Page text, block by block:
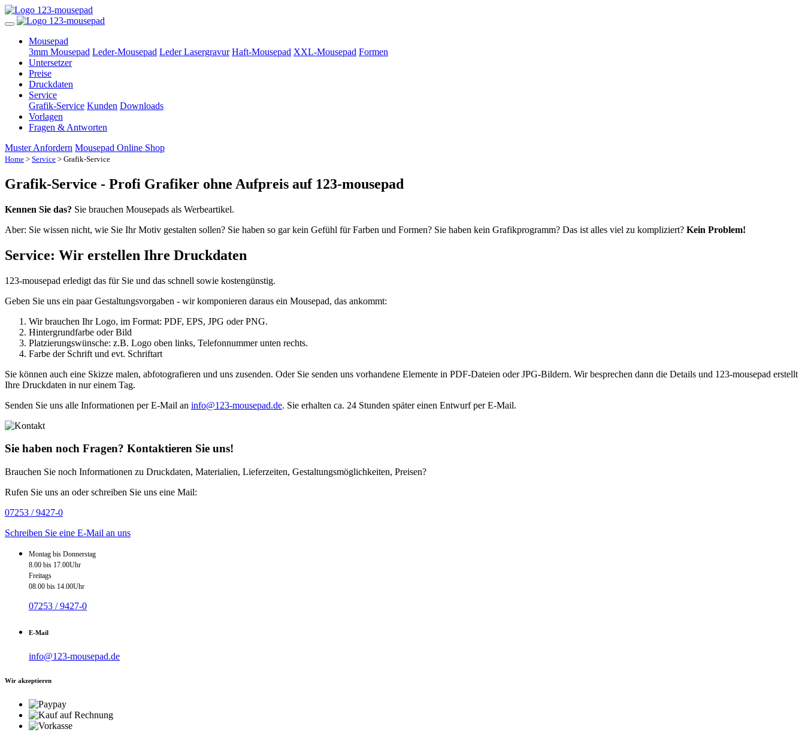
Mousepad
3mm Mousepad Leder-Mousepad Leder Lasergravur Haft-Mousepad XXL-Mousepad Formen
Untersetzer
Preise
Druckdaten
Service
Grafik-Service Kunden Downloads
Vorlagen
Fragen & Antworten
Muster Anfordern Mousepad Online Shop
Home > Service > Grafik-Service
Grafik-Service - Profi Grafiker ohne Aufpreis auf 123-mousepad
Kennen Sie das? Sie brauchen Mousepads als Werbeartikel.
Aber: Sie wissen nicht, wie Sie Ihr Motiv gestalten sollen? Sie haben so gar kein Gefühl für Farben und Formen? Sie haben kein Grafikprogramm? Das ist alles viel zu kompliziert? Kein Problem!
Service: Wir erstellen Ihre Druckdaten
123-mousepad erledigt das für Sie und das schnell sowie kostengünstig.
Geben Sie uns ein paar Gestaltungsvorgaben - wir komponieren daraus ein Mousepad, das ankommt:
Wir brauchen Ihr Logo, im Format: PDF, EPS, JPG oder PNG.
Hintergrundfarbe oder Bild
Platzierungswünsche: z.B. Logo oben links, Telefonnummer unten rechts.
Farbe der Schrift und evt. Schriftart
Sie können auch eine Skizze malen, abfotografieren und uns zusenden. Oder Sie senden uns vorhandene Elemente in PDF-Dateien oder JPG-Bildern. Wir besprechen dann die Details und 123-mousepad erstellt
Ihre Druckdaten in nur einem Tag.
Senden Sie uns alle Informationen per E-Mail an info@123-mousepad.de. Sie erhalten ca. 24 Stunden später einen Entwurf per E-Mail.
Sie haben noch Fragen? Kontaktieren Sie uns!
Brauchen Sie noch Informationen zu Druckdaten, Materialien, Lieferzeiten, Gestaltungsmöglichkeiten, Preisen?
Rufen Sie uns an oder schreiben Sie uns eine Mail:
07253 / 9427-0
Schreiben Sie eine E-Mail an uns
Montag bis Donnerstag
8.00 bis 17.00Uhr
Freitags
08.00 bis 14.00Uhr
07253 / 9427-0
E-Mail
info@123-mousepad.de
Wir akzeptieren